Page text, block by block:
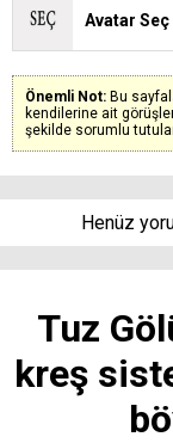
Avatar Seç
Önemli Not: Bu
kendilerine ait
şekilde sorumlu
Henüz
Tuz
kreş